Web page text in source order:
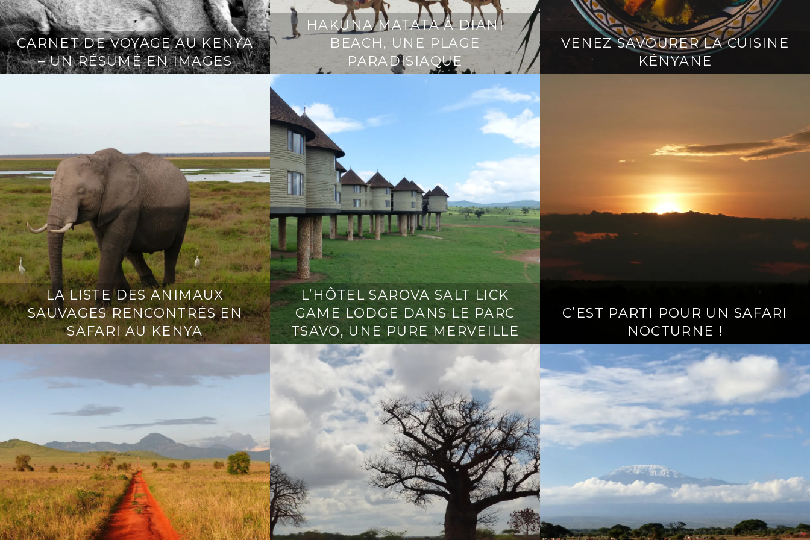
CARNET DE VOYAGE AU KENYA
– UN RÉSUMÉ EN IMAGES
HAKUNA MATATA À DIANI
BEACH, UNE PLAGE
PARADISIAQUE
VENEZ SAVOURER LA CUISINE
KÉNYANE
LA LISTE DES ANIMAUX
SAUVAGES RENCONTRÉS EN
SAFARI AU KENYA
L’HÔTEL SAROVA SALT LICK
GAME LODGE DANS LE PARC
TSAVO, UNE PURE MERVEILLE
C’EST PARTI POUR UN SAFARI
NOCTURNE !